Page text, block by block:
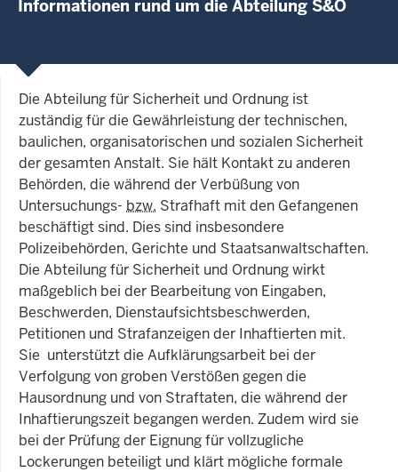
Informationen rund um die Abteilung S&O
Die Abteilung für Sicherheit und Ordnung ist
zuständig für die Gewährleistung der technischen,
baulichen, organisatorischen und sozialen Sicherheit
der gesamten Anstalt. Sie hält Kontakt zu anderen
Behörden, die während der Verbüßung von
Untersuchungs- bzw. Strafhaft mit den Gefangenen
beschäftigt sind. Dies sind insbesondere
Polizeibehörden, Gerichte und Staatsanwaltschaften.
Die Abteilung für Sicherheit und Ordnung wirkt
maßgeblich bei der Bearbeitung von Eingaben,
Beschwerden, Dienstaufsichtsbeschwerden,
Petitionen und Strafanzeigen der Inhaftierten mit.
Sie unterstützt die Aufklärungsarbeit bei der
Verfolgung von groben Verstößen gegen die
Hausordnung und von Straftaten, die während der
Inhaftierungszeit begangen werden. Zudem wird sie
bei der Prüfung der Eignung für vollzugliche
Lockerungen beteiligt und klärt mögliche formale